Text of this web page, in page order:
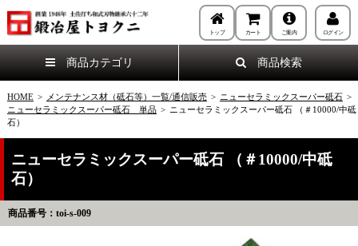
トップ カート ご案内 ログイン
商品カテゴリ 商品検索
HOME > メンテナンス材（砥石等）一覧/通信販売 > ニューセラミックスーパー砥石 >
ニューセラミックスーパー砥石 単品 > ニューセラミックスーパー砥石 （＃10000/中砥
石）
ニューセラミックスーパー砥石 （＃10000/中砥
石）
商品番号：toi-s-009